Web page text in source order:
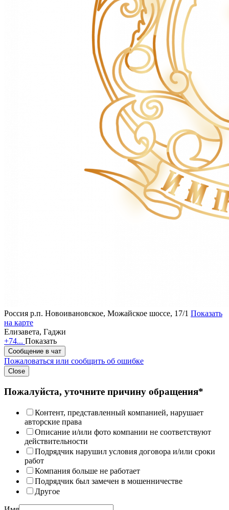
Россия р.п. Новоивановское, Можайское шоссе, 17/1 Показать
на карте
Елизавета, Гаджи
+74... Показать
Сообщение в чат
Пожаловаться или сообщить об ошибке
Close
Пожалуйста, уточните причину обращения*
Контент, представленный компанией, нарушает
авторские права
Описание и/или фото компании не соответствуют
действительности
Подрядчик нарушил условия договора и/или сроки
работ
Компания больше не работает
Подрядчик был замечен в мошенничестве
Другое